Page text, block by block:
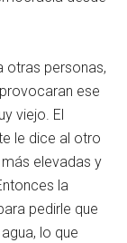
otras personas,
ese
viejo. El
le dice al otro
elevadas y
la
pedirle que
lo que